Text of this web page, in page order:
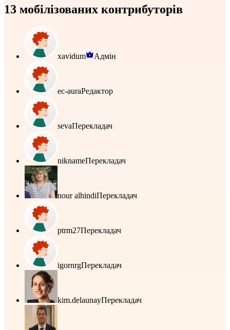
13 мобілізованих контрибуторів
xavidum Адмін
ec-auraРедактор
sevaПерекладач
niknameПерекладач
nour alhindiПерекладач
ptrm27Перекладач
igornrgПерекладач
kim.delaunayПерекладач